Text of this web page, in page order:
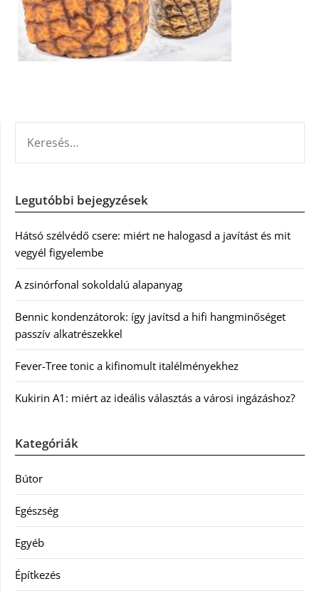
Legutóbbi bejegyzések
Hátsó szélvédő csere: miért ne halogasd a javítást és mit
vegyél figyelembe
A zsinórfonal sokoldalú alapanyag
Bennic kondenzátorok: így javítsd a hifi hangminőséget
passzív alkatrészekkel
Fever-Tree tonic a kifinomult italélményekhez
Kukirin A1: miért az ideális választás a városi ingázáshoz?
Kategóriák
Bútor
Egészség
Egyéb
Építkezés